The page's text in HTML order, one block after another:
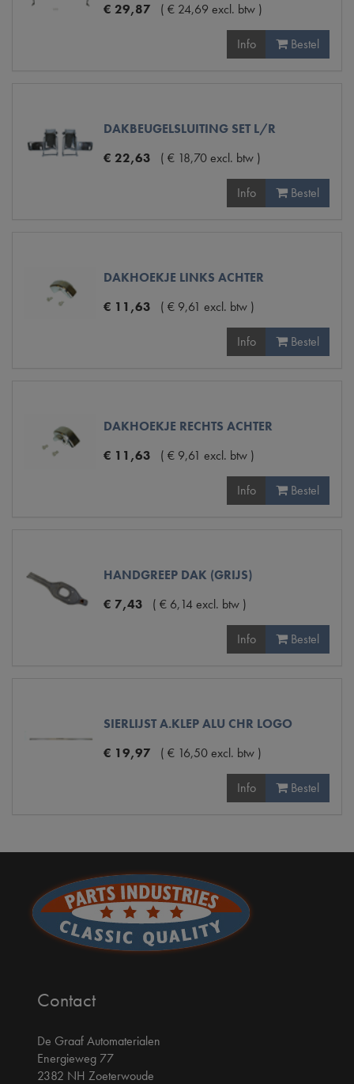
€ 29,87 ( € 24,69 excl. btw )
Info Bestel
DAKBEUGELSLUITING SET L/R
€ 22,63 ( € 18,70excl. btw )
Info Bestel
DAKHOEKJE LINKS ACHTER
€ 11 ,63 ( € 9,61 excl. btw )
Info Bestel
DAKHOEKJE RECHTS ACHTER
€ 11 ,63 ( € 9,61 excl. btw )
Info Bestel
HANDGREEP DAK (GRIJS)
€ 7,43 ( € 6,14excl. btw )
Info Bestel
SIERLIJST A.KLEP ALU CHR LOGO
€ 19,97 ( € 16,50excl. btw )
Info Bestel
Contact
De Graaf Automaterialen
Energieweg 77
2382 NH Zoeterwoude